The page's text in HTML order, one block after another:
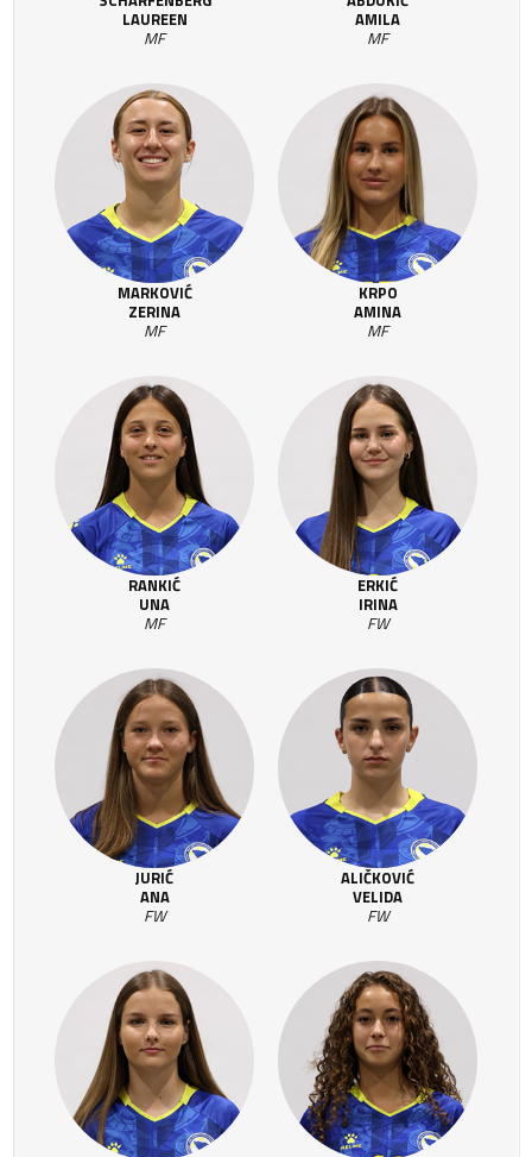
LAUREEN
MF
AMILA
MF
MARKOVIĆ
ZERINA
MF
KRPO
AMINA
MF
RANKIĆ
UNA
MF
ERKIĆ
IRINA
FW
JURIĆ
ANA
FW
ALIČKOVIĆ
VELIDA
FW